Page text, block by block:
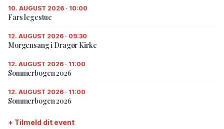
10. AUGUST 2026 · 10:00
Fars legestue
12. AUGUST 2026 · 09:30
Morgensang i Dragør Kirke
12. AUGUST 2026 · 11:00
Sommerbogen 2026
12. AUGUST 2026 · 11:00
Sommerbogen 2026
+ Tilmeld dit event